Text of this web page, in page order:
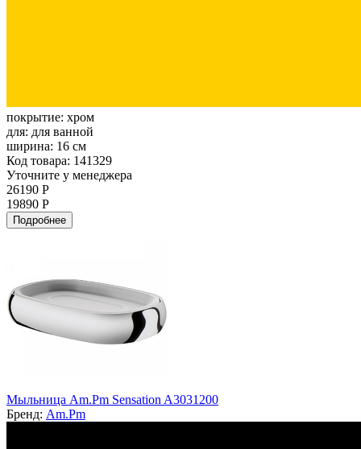
покрытие: хром
для: для ванной
ширина: 16 см
Код товара: 141329
Уточните у менеджера
26190 Р
19890 Р
Подробнее
Мыльница Am.Pm Sensation A3031200
Бренд: Am.Pm